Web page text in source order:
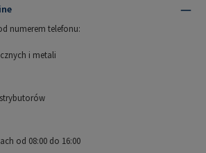
numerem telefonu:
i metali
od 08:00 do 16:00